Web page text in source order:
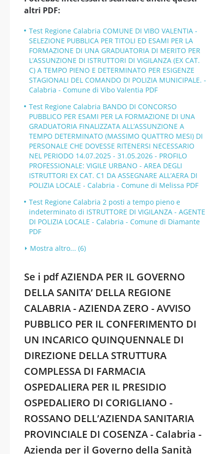
altri PDF:
Test Regione Calabria COMUNE DI VIBO VALENTIA -
SELEZIONE PUBBLICA PER TITOLI ED ESAMI PER LA
FORMAZIONE DI UNA GRADUATORIA DI MERITO PER
L’ASSUNZIONE DI ISTRUTTORI DI VIGILANZA (EX CAT.
C) A TEMPO PIENO E DETERMINATO PER ESIGENZE
STAGIONALI DEL COMANDO DI POLIZIA MUNICIPALE. -
Calabria - Comune di Vibo Valentia PDF
Test Regione Calabria BANDO DI CONCORSO
PUBBLICO PER ESAMI PER LA FORMAZIONE DI UNA
GRADUATORIA FINALIZZATA ALL’ASSUNZIONE A
TEMPO DETERMINATO (MASSIMO QUATTRO MESI) DI
PERSONALE CHE DOVESSE RITENERSI NECESSARIO
NEL PERIODO 14.07.2025 - 31.05.2026 - PROFILO
PROFESSIONALE: VIGILE URBANO - AREA DEGLI
ISTRUTTORI EX CAT. C1 DA ASSEGNARE ALL’AERA DI
POLIZIA LOCALE - Calabria - Comune di Melissa PDF
Test Regione Calabria 2 posti a tempo pieno e
indeterminato di ISTRUTTORE DI VIGILANZA - AGENTE
DI POLIZIA LOCALE - Calabria - Comune di Diamante
PDF
Mostra altro... (6)
Se i pdf AZIENDA PER IL GOVERNO
DELLA SANITA’ DELLA REGIONE
CALABRIA - AZIENDA ZERO - AVVISO
PUBBLICO PER IL CONFERIMENTO DI
UN INCARICO QUINQUENNALE DI
DIREZIONE DELLA STRUTTURA
COMPLESSA DI FARMACIA
OSPEDALIERA PER IL PRESIDIO
OSPEDALIERO DI CORIGLIANO -
ROSSANO DELL’AZIENDA SANITARIA
PROVINCIALE DI COSENZA - Calabria -
Azienda per il Governo della Sanità